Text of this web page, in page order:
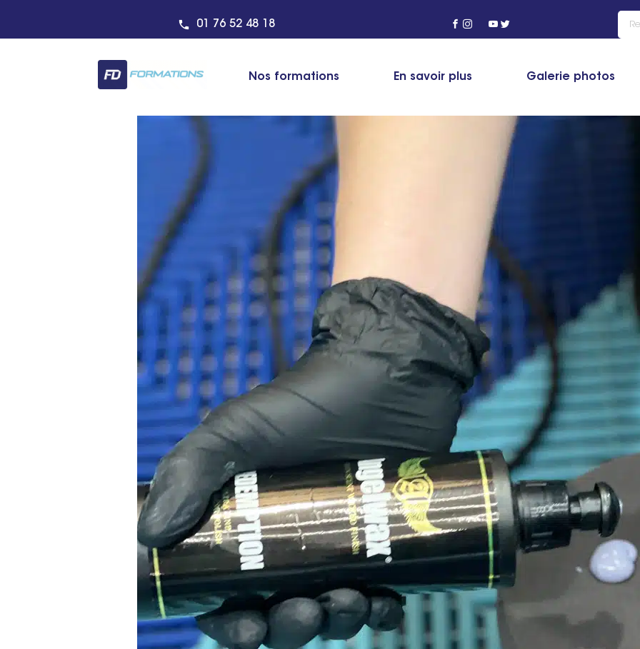
01 76 52 48 18
Nos formations En savoir plus Galerie photos